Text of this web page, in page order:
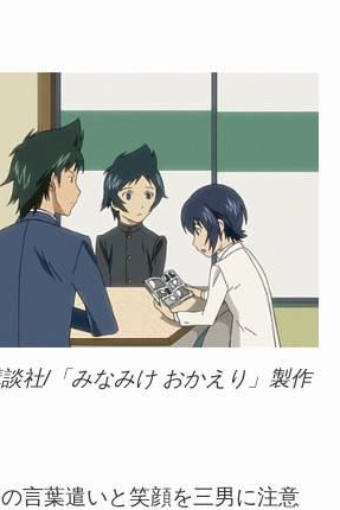
社/「みなみけ おかえり」製作
言葉遣いと笑顔を三男に注意